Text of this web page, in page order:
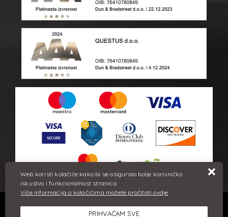
što bolji i točniji opis i sliku. Unatoč tome, ne možemo
Web koristi kolačiće kako bi se osiguralo bolje korisničko
iskustvo i funkcionalnost stranica.
Više informacija o kolačićima možete pročitati ovdje
PRIHVAĆAM SVE